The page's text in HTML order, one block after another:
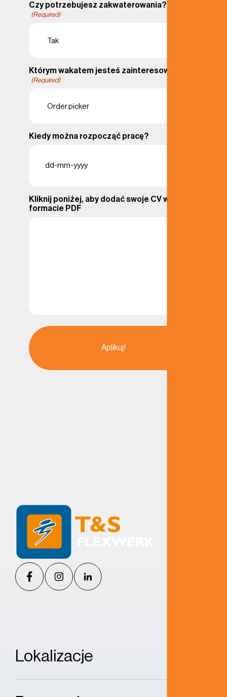
Czy potrzebujesz zakwaterowania?
(Required)
Którym wakatem jesteś zainteresowany?
(Required)
Kiedy można rozpocząć pracę?
dash
YYYY
Kliknij poniżej, aby dodać swoje CV w
formacie PDF
Lokalizacje